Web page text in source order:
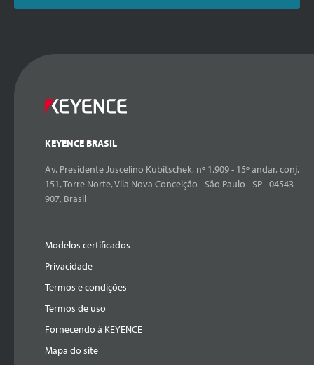
KEYENCE BRASIL
Av. Presidente Juscelino Kubitschek, nº 1.909 - 15º andar, conj.
151, Torre Norte, Vila Nova Conceição - São Paulo - SP - 04543-
907, Brasil
Modelos certificados
Privacidade
Termos e condições
Termos de uso
Fornecendo à KEYENCE
Mapa do site